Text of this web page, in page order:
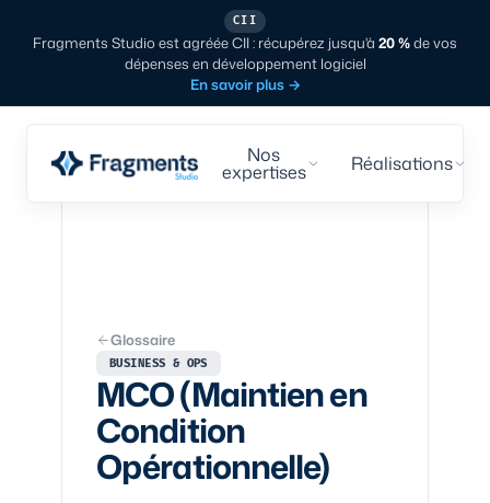
CII
Fragments Studio est agréée CII : récupérez jusqu'à 20 %de vos
dépenses en développement logiciel
En savoir plus →
Nos
expertises Réalisations
Glossaire
BUSINESS & OPS
MCO (Maintien en
Condition
Opérationnelle)